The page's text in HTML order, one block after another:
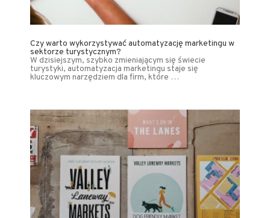
Czy warto wykorzystywać automatyzację marketingu w
sektorze turystycznym?
W dzisiejszym, szybko zmieniającym się świecie
turystyki, automatyzacja marketingu staje się
kluczowym narzędziem dla firm, które …